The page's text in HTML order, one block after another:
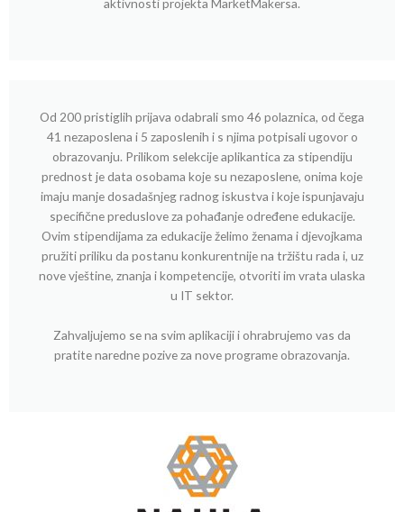
aktivnosti projekta MarketMakersa.
Od 200 pristiglih prijava odabrali smo 46 polaznica, od čega
41 nezaposlena i 5 zaposlenih i s njima potpisali ugovor o
obrazovanju. Prilikom selekcije aplikantica za stipendiju
prednost je data osobama koje su nezaposlene, onima koje
imaju manje dosadašnjeg radnog iskustva i koje ispunjavaju
specifične preduslove za pohađanje određene edukacije.
Ovim stipendijama za edukacije želimo ženama i djevojkama
pružiti priliku da postanu konkurentnije na tržištu rada i, uz
nove vještine, znanja i kompetencije, otvoriti im vrata ulaska
u IT sektor.
Zahvaljujemo se na svim aplikaciji i ohrabrujemo vas da
pratite naredne pozive za nove programe obrazovanja.